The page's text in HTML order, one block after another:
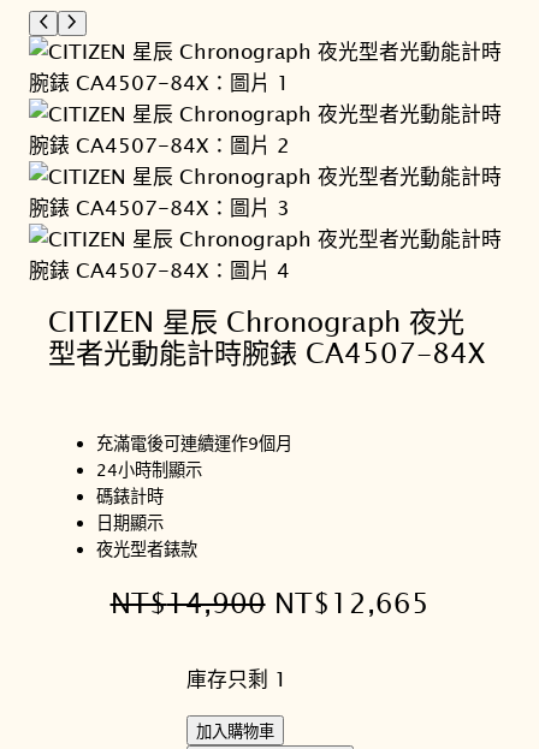
CITIZEN 星辰 Chronograph 夜光
型者光動能計時腕錶 CA4507-84X
充滿電後可連續運作9個月
24小時制顯示
碼錶計時
日期顯示
夜光型者錶款
NT$14,900 原
價
格
NT$ 12,665
庫存只剩 1
C加入購物車